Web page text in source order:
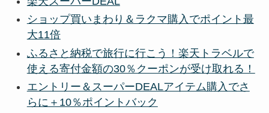
ショップ買いまわり＆ラクマ購入でポイント最
大11倍
ふるさと納税で旅行に行こう！楽天トラベルで
使える寄付金額の30％クーポンが受け取れる！
エントリー＆スーパーDEALアイテム購入でさ
らに＋10％ポイントバック